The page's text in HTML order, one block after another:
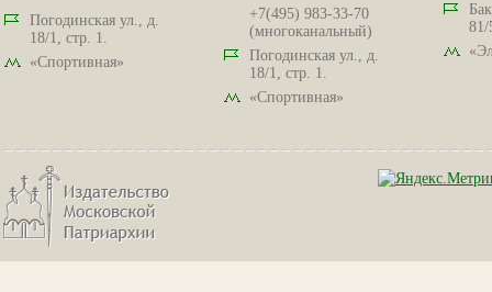
Погодинская ул., д.
18/1, стр. 1.
«Спортивная»
+7(495) 983-33-70
(многоканальный)
Погодинская ул., д.
18/1, стр. 1.
«Спортивная»
81/